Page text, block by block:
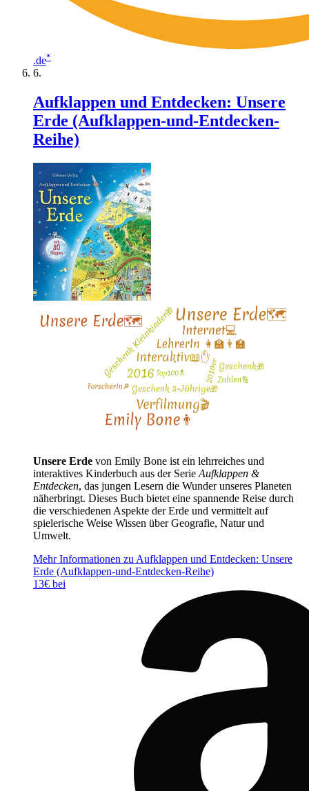
.de*
Aufklappen und Entdecken: Unsere
Erde (Aufklappen-und-Entdecken-
Reihe)
Unsere Erde von Emily Bone ist ein lehrreiches und
interaktives Kinderbuch aus der Serie Aufklappen &
Entdecken, das jungen Lesern die Wunder unseres Planeten
näherbringt. Dieses Buch bietet eine spannende Reise durch
die verschiedenen Aspekte der Erde und vermittelt auf
spielerische Weise Wissen über Geografie, Natur und
Umwelt.
Mehr Informationen zu Aufklappen und Entdecken: Unsere
Erde (Aufklappen-und-Entdecken-Reihe)
13€ bei